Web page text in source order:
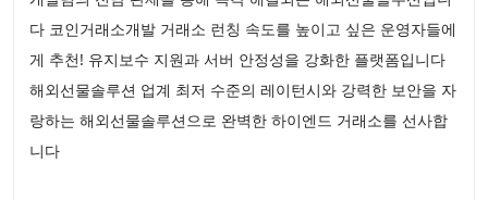
다 코인거래소개발 거래소 런칭 속도를 높이고 싶은 운영자들에
게 추천! 유지보수 지원과 서버 안정성을 강화한 플랫폼입니다
해외선물솔루션 업계 최저 수준의 레이턴시와 강력한 보안을 자
랑하는 해외선물솔루션으로 완벽한 하이엔드 거래소를 선사합
니다